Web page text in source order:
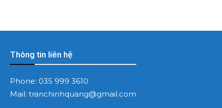
Thông tin liên hệ
Phone: 035 999 3610
Mail: tranchinhquang@gmail.com